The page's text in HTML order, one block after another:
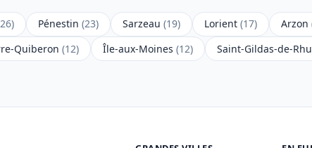
Pénestin (23) Sarzeau (19) Lorient (17) Arzon
Quiberon (12) Île-aux-Moines (12) Saint-Gildas-de-